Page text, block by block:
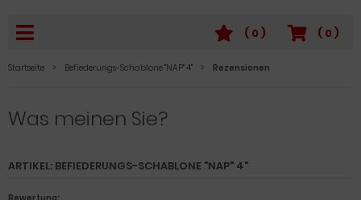
( 0 )
( 0 )
Startseite Befiederungs-Schablone "NAP" 4" Rezensionen
Was meinen Sie?
ARTIKEL: BEFIEDERUNGS-SCHABLONE "NAP" 4"